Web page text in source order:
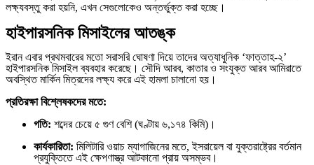
লক্ষ্যবস্তু করা হয়নি, এখন সেগুলোকেও অন্তর্ভুক্ত করা হচ্ছে।
হাইপারসনিক মিসাইলের আতঙ্ক
ইরান এবার প্রথমবারের মতো সরাসরি ঘোষণা দিয়ে তাদের অত্যাধুনিক ‘ফাত্তাহ-২’
হাইপারসনিক মিসাইল ব্যবহার করেছে। সৌদি আরব, কাতার ও সংযুক্ত আরব আমিরাতে
অবস্থিত মার্কিন মিত্রদের লক্ষ্য করে এই হামলা চালানো হয়।
প্রতিরক্ষা বিশ্লেষকদের মতে:
গতি: শব্দের চেয়ে ৫ গুণ বেশি (ঘণ্টায় ৬,১৭৪ কিমি)।
কার্যকারিতা: মিলিটারি ওয়াচ ম্যাগাজিনের মতে, ইসরায়েল বা যুক্তরাষ্ট্রের বর্তমান
প্রযুক্তিতে এই ক্ষেপণাস্ত্র আটকানো প্রায় অসম্ভব।